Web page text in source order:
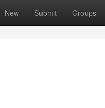
New Submit Groups